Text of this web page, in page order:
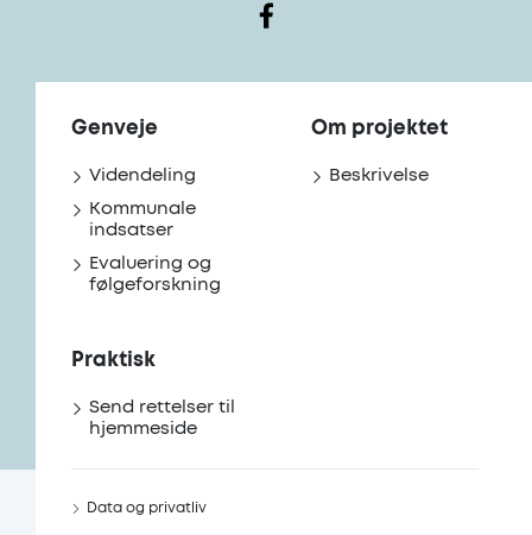
Genveje
Videndeling
Kommunale
indsatser
Evaluering og
følgeforskning
Om projektet
Beskrivelse
Praktisk
Send rettelser til
hjemmeside
Data og privatliv